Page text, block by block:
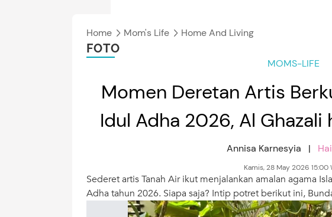
Home Mom's Life Home And Living
FOTO
MOMS-LIFE
Momen Deretan Artis
Idul Adha 2026, Al Ghazali
Annisa Karnesyia |
Kamis, 28 May 2026 15:00
Sederet artis Tanah Air ikut menjalankan amalan agama
Adha tahun 2026. Siapa saja? Intip potret berikut ini,